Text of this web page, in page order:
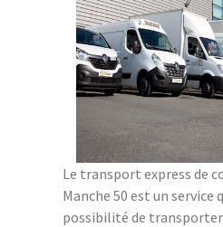
Le transport express de
Manche 50 est un service
possibilité de